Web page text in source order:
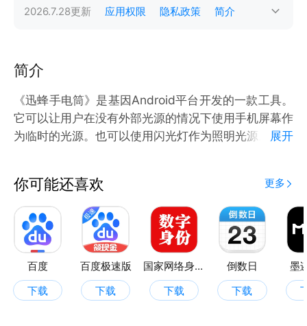
2026.7.28更新 应用权限 隐私政策 简介
简介
《迅蜂手电筒》是基因Android平台开发的一款工具。
它可以让用户在没有外部光源的情况下使用手机屏幕作
为临时的光源。也可以使用闪光灯作为照明光源。这个
展开
你可能还喜欢 更多
百度
下载
百度极速版
下载
国家网络身份认证
下载
倒数日
下载
墨